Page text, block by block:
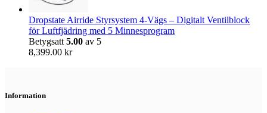
Dropstate Airride Styrsystem 4-Vägs – Digitalt Ventilblock
för Luftfjädring med 5 Minnesprogram
Betygsatt 5.00 av 5
8,399.00 kr
Information